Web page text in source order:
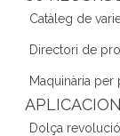
b
o
o
k
Catàleg de
Directori de
Maquinària per
Dolça revolució